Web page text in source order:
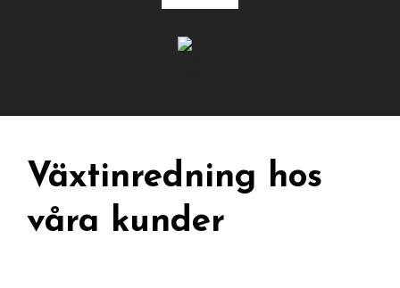
Växtinredning hos
våra kunder